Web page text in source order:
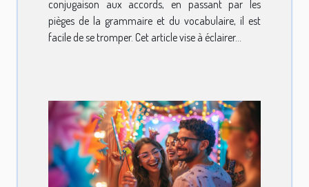
conjugaison aux accords, en passant par les
pièges de la grammaire et du vocabulaire, il est
facile de se tromper. Cet article vise à éclairer...